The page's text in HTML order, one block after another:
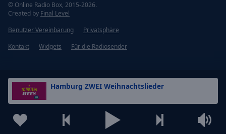
Hamburg ZWEI Weihnachtslieder
© Online Radio Box, 2015-2026.
Created by Final Level
Benutzer Vereinbarung
Privatsphäre
Kontakt
Widgets Für die Radiosender